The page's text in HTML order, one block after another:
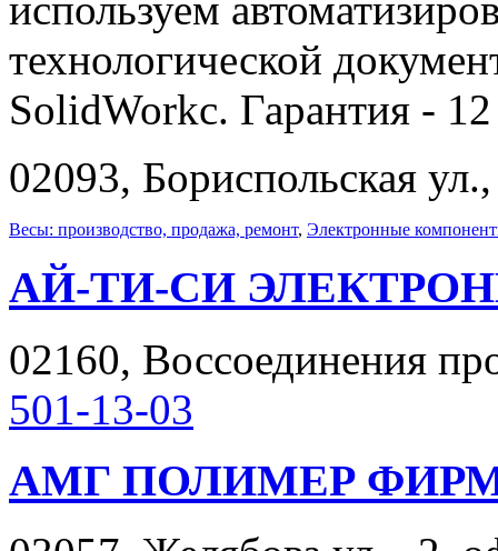
используем
технологической
SolidWorkc. Гарантия -
02093, Бориспольская
Весы: производство, продажа, ремонт, Электронные
АЙ-ТИ-СИ
02160, Воссоединения
501-13-03
АМГ ПОЛИМЕР